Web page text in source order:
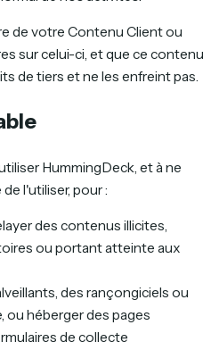
de votre Contenu Client ou
sur celui-ci, et que ce contenu
de tiers et ne les enfreint pas.
HummingDeck, et à ne
l'utiliser, pour :
des contenus illicites,
ou portant atteinte aux
des rançongiciels ou
ou héberger des pages
de collecte